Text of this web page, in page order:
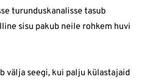
turunduskanalisse tasub
sisu pakub neile rohkem huvi
välja seegi, kui palju külastajaid